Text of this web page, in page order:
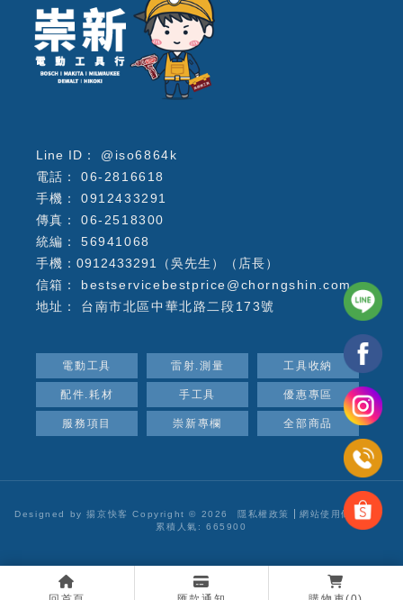
@iso6864k
06-2816618
0912433291
06-2518300
56941068
手機：0912433291（吳先生）（店長）
bestservicebestprice@chorngshin.com
台南市北區中華北路二段173號
電動工具 雷射.測量 工具收納
配件.耗材 手工具 優惠專區
服務項目 崇新專欄 全部商品
Designed by揚京快客 Copyright © 2026 隱私權政策 網站使用條款
..
累積人氣: 665900